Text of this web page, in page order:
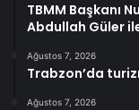
TBMM Başkanı
Abdullah Güler
Ağustos 7, 2026
Trabzon’da
Ağustos 7, 2026